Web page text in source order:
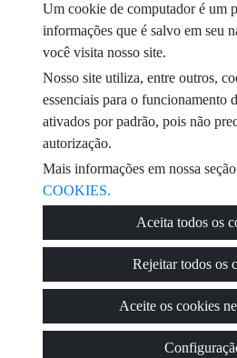
email
mensagem
Enviar
Um cookie de computador é um
informações que é salvo em seu
você visita nosso site.
Nosso site utiliza, entre outros,
essenciais para o funcionamento
ativados por padrão, pois não
autorização.
Mais informações em nossa seção
COOKIES.
Aceita todos os
Rejeitar todos os
Aceite os cookies